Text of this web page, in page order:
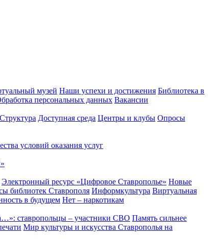
музей Наши успехи и достижения Библиотека в
персональных данных Вакансии
Структура Доступная среда Центры и клубы Опросы
условий оказания услуг
Электронный ресурс «Цифровое Ставрополье» Новые
библиотек Ставрополя Информкультура Виртуальная
в будущем Нет – наркотикам
ставропольцы – участники СВО Память сильнее
Мир культуры и искусства Ставрополья на